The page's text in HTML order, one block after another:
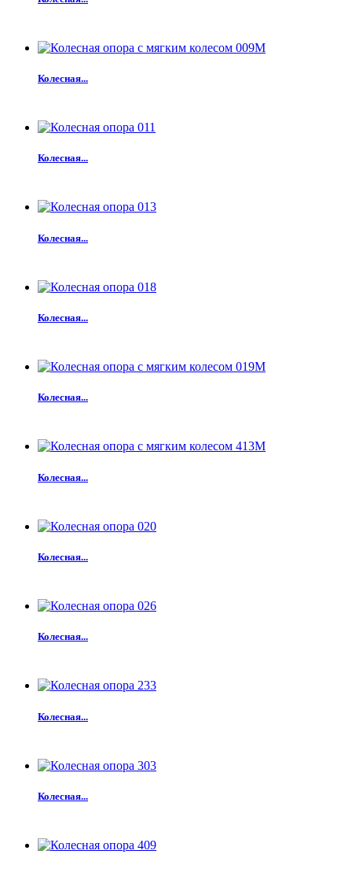
Колесная...
Колесная...
Колесная...
Колесная...
Колесная...
Колесная...
Колесная...
Колесная...
Колесная...
Колесная...